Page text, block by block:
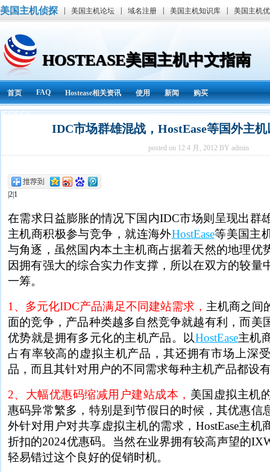
美国主机侦探 美国主机论坛 域名注册 美国主机知识库 美国主机
HOSTEASE美国主机中文指南
首页 FAQ Hostease相关资讯 使用 新闻 购买
IDC市场群雄混战，HostEase等国外主
posted on 12 4 月, 2012 BY admin
|2|1
在需求日益膨胀的情况下国内IDC市场则呈现出群
主机商积极参与竞争，就连海外HostEase等美国主
与角逐，虽然国内本土主机商占据着天然的地理优
因拥有强大的综合实力作支撑，所以在双方的较量
一筹。
1、多元化IDC产品满足不同建站需求， 主机商之间
面的竞争，产品种类越多自然竞争就越有利，而美
优势就是拥有多元化的主机产品。以HostEase主机
占有率较高的虚拟主机产品，其还拥有市场上深
品，而且其针对用户的不同需求每种主机产品都设
2、大幅优惠码缩减用户建站成本， 美国虚拟主机
惠码异常繁多，特别是到节假日的时候，其优惠信
外针对用户对共享虚拟主机的需求，HostEase主机
折扣的2024优惠码。当然在业界拥有较高声望的
轻易错过这个良好的促销时机。